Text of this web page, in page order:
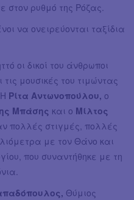
στον ρυθμό της Ρόζας.
να ονειρεύονται ταξίδια
οι δικοί του άνθρωποι
μουσικές του τιμώντας
Ρίτα Αντωνοπούλου, ο
Μπάσης και ο Μίλτος
πολλές στιγμές, πολλές
με τον Θάνο και
που συναντήθηκε με τη
Θύμιος